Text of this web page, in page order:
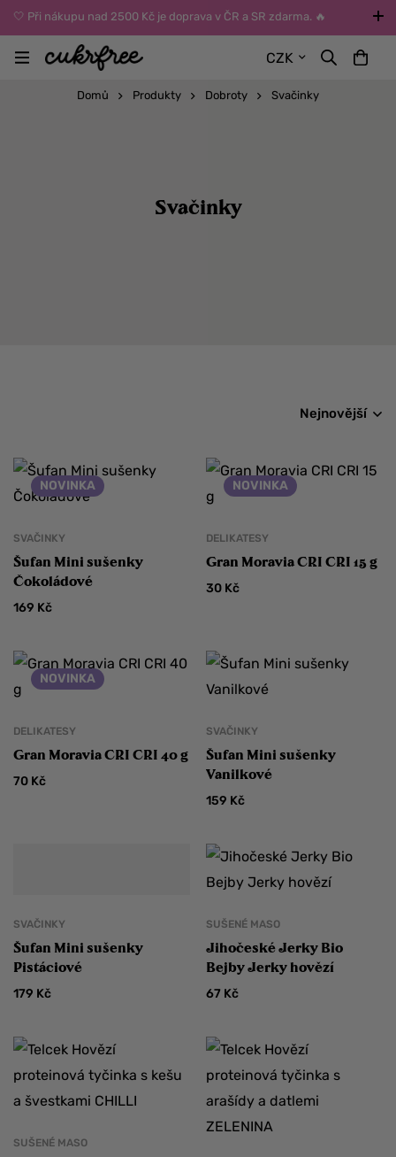
🤍 Při nákupu nad 2500 Kč je doprava v ČR a SR zdarma. 🔥
UPOZORNĚNÍ: Během léta vybírejte dopravu kurýrem nebo do Z-
BOXů umístěných uvnitř budov. Reklamace zboží způsobené
CZK
Domů Produkty Dobroty Svačinky
Svačinky
Nejnovější
NOVINKA
SVAČINKY
Šufan Mini sušenky
Čokoládové
169 Kč
NOVINKA
DELIKATESY
Gran Moravia CRI CRI 15 g
30 Kč
NOVINKA
DELIKATESY
Gran Moravia CRI CRI 40 g
70 Kč
SVAČINKY
Šufan Mini sušenky
Vanilkové
159 Kč
SVAČINKY
Šufan Mini sušenky
Pistáciové
179 Kč
SUŠENÉ MASO
Jihočeské Jerky Bio
Bejby Jerky hovězí
67 Kč
SUŠENÉ MASO